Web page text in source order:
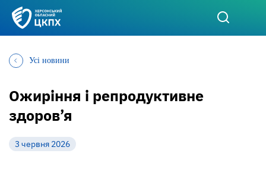
Усі новини
Ожиріння і репродуктивне
здоров’я
3 червня 2026